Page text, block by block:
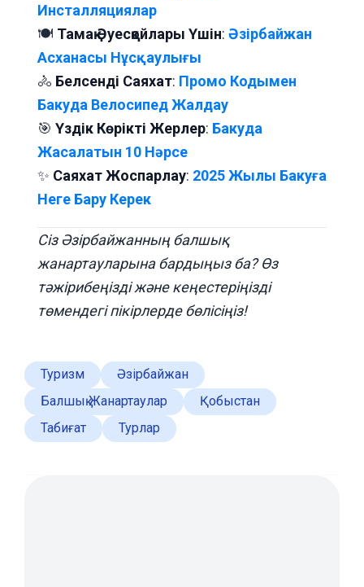
Инсталляциялар
🍽️ Тамақ Әуесқойлары Үшін: Әзірбайжан
Асханасы Нұсқаулығы
🚴 Белсенді Саяхат: Промо Кодымен
Бакуда Велосипед Жалдау
🎯 Үздік Көрікті Жерлер: Бакуда
Жасалатын 10 Нәрсе
✨ Саяхат Жоспарлау: 2025 Жылы Бакуға
Неге Бару Керек
Сіз Әзірбайжанның балшық
жанартауларына бардыңыз ба? Өз
тәжірибеңізді және кеңестеріңізді
төмендегі пікірлерде бөлісіңіз!
Туризм
Әзірбайжан
Балшық Жанартаулар
Қобыстан
Табиғат
Турлар